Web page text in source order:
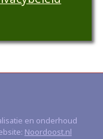
en onderhoud
Noordoost.nl